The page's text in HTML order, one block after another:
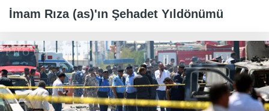
İmam Rıza (as)'ın Şehadet Yıldönümü